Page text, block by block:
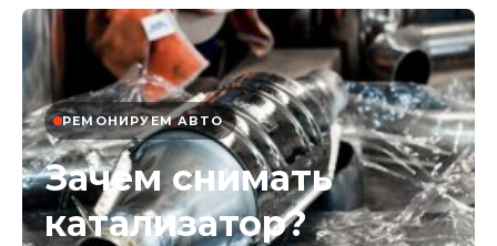
РЕМОНИРУЕМ АВТО
Зачем снимать
катализатор?